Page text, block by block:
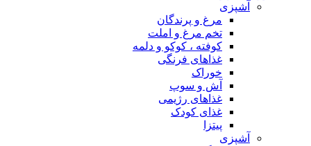
آشپزی
مرغ و پرندگان
تخم مرغ و املت
کوفته ، کوکو و دلمه
غذاهای فرنگی
خوراک
آش و سوپ
غذاهای رژیمی
غذای کودک
پیتزا
آشپزی